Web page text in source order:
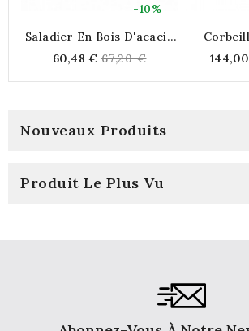
-10%
Saladier En Bois D'acacia
60,48 € Regular
price
67,20 €
Bol À
Bord
Nouveaux Produits
Produit Le Plus Vu